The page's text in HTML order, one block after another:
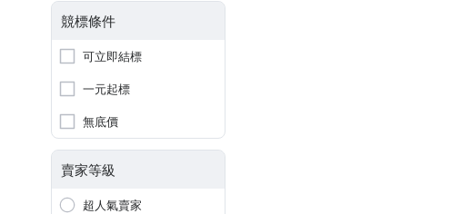
競標條件
可立即結標
一元起標
無底價
賣家等級
超人氣賣家